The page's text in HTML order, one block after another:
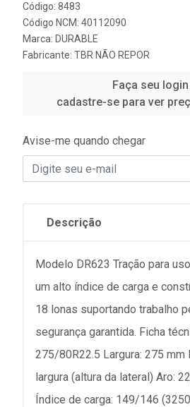
Código: 8483
Código NCM: 40112090
Marca: DURABLE
Fabricante: TBR NÃO REPOR
Faça seu
cadastre-se para ver
Avise-me quando chegar
Descrição
Modelo DR623 Tração para
um alto índice de carga e
18 lonas suportando trabalho
segurança garantida. Ficha
275/80R22.5 Largura: 275 mm
largura (altura da lateral) Aro:
Índice de carga: 149/146